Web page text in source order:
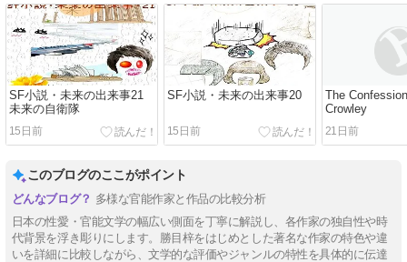
SF小説・未来の出来事21
未来の自衛隊
15日前
SF小説・未来の出来事20
15日前
The
Crowley
21日前
このブログのここがポイント
多様な官能作家と作品の比較分析
日本の性愛・官能文学の幅広い側面を丁寧に解説し、各作家の独自性や時
代背景を浮き彫りにします。勝目梓をはじめとした著名な作家の特色や違
いを詳細に比較しながら、文学的な評価やジャンルの特性を具体的に伝達